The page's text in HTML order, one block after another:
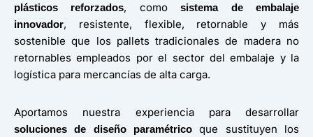
plásticos reforzados, comosistema de embalaje
innovador, resistente, flexible, retornable y más
sostenible que los pallets tradicionales de madera no
retornables empleados por el sector del embalaje y la
logística para mercancías de alta carga.
Aportamos nuestra experiencia para desarrollar
soluciones de diseño paramétrico que sustituyen los